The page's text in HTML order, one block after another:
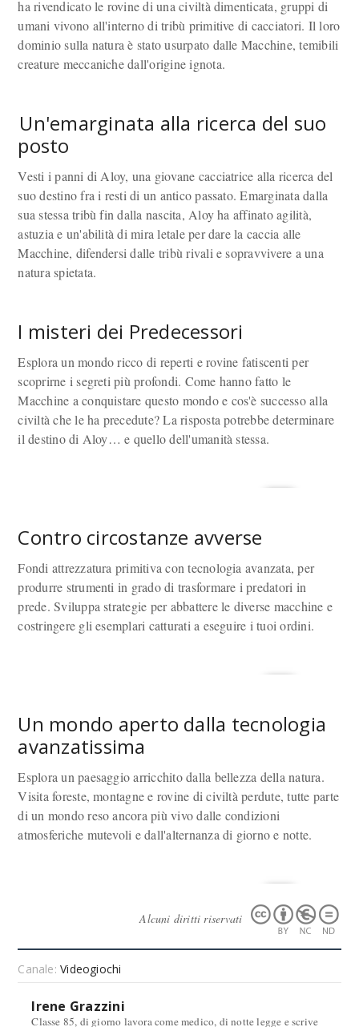
ha rivendicato le rovine di una civiltà dimenticata, gruppi di
umani vivono all'interno di tribù primitive di cacciatori. Il loro
dominio sulla natura è stato usurpato dalle Macchine, temibili
creature meccaniche dall'origine ignota.
Un'emarginata alla ricerca del suo
posto
Vesti i panni di Aloy, una giovane cacciatrice alla ricerca del
suo destino fra i resti di un antico passato. Emarginata dalla
sua stessa tribù fin dalla nascita, Aloy ha affinato agilità,
astuzia e un'abilità di mira letale per dare la caccia alle
Macchine, difendersi dalle tribù rivali e sopravvivere a una
natura spietata.
I misteri dei Predecessori
Esplora un mondo ricco di reperti e rovine fatiscenti per
scoprirne i segreti più profondi. Come hanno fatto le
Macchine a conquistare questo mondo e cos'è successo alla
civiltà che le ha precedute? La risposta potrebbe determinare
il destino di Aloy… e quello dell'umanità stessa.
Contro circostanze avverse
Fondi attrezzatura primitiva con tecnologia avanzata, per
produrre strumenti in grado di trasformare i predatori in
prede. Sviluppa strategie per abbattere le diverse macchine e
costringere gli esemplari catturati a eseguire i tuoi ordini.
Un mondo aperto dalla tecnologia
avanzatissima
Esplora un paesaggio arricchito dalla bellezza della natura.
Visita foreste, montagne e rovine di civiltà perdute, tutte parte
di un mondo reso ancora più vivo dalle condizioni
atmosferiche mutevoli e dall'alternanza di giorno e notte.
Alcuni diritti riservati
Canale:Videogiochi
Irene Grazzini
Classe 85, di giorno lavora come medico, di notte legge e scrive